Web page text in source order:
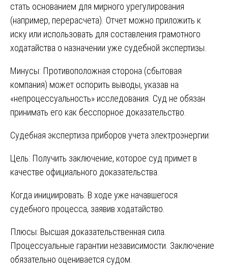
стать основанием для мирного урегулирования
(например, перерасчета). Отчет можно приложить к
иску или использовать для составления грамотного
ходатайства о назначении уже судебной экспертизы.
Минусы: Противоположная сторона (сбытовая
компания) может оспорить выводы, указав на
«непроцессуальность» исследования. Суд не обязан
принимать его как бесспорное доказательство.
Судебная экспертиза приборов учета электроэнергии:
Цель: Получить заключение, которое суд примет в
качестве официального доказательства.
Когда инициировать: В ходе уже начавшегося
судебного процесса, заявив ходатайство.
Плюсы: Высшая доказательственная сила.
Процессуальные гарантии независимости. Заключение
обязательно оценивается судом.